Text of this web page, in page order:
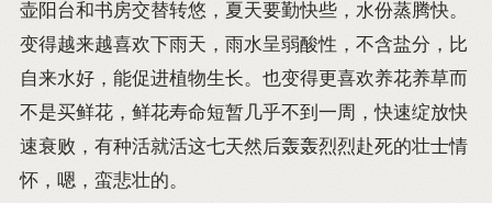
壶阳台和书房交替转悠，夏天要勤快些，水份蒸腾快。
变得越来越喜欢下雨天，雨水呈弱酸性，不含盐分，比
自来水好，能促进植物生长。也变得更喜欢养花养草而
不是买鲜花，鲜花寿命短暂几乎不到一周，快速绽放快
速衰败，有种活就活这七天然后轰轰烈烈赴死的壮士情
怀，嗯，蛮悲壮的。